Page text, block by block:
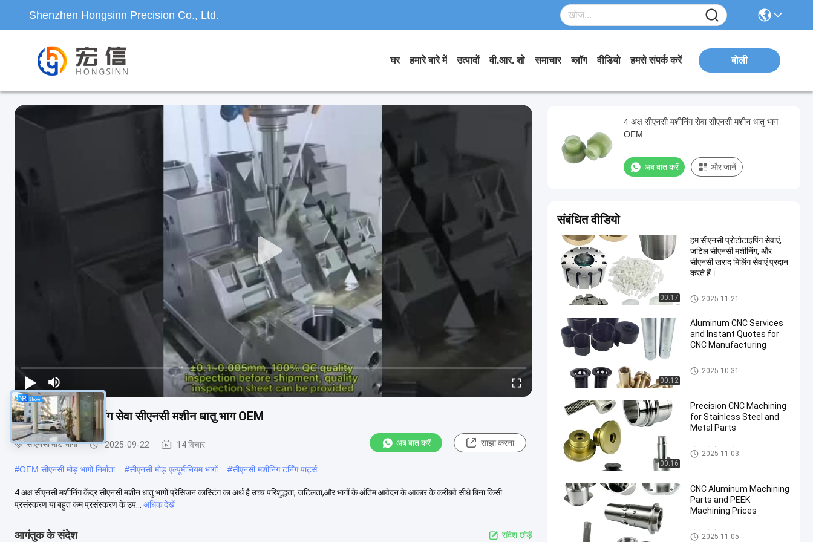
Shenzhen Hongsinn Precision Co., Ltd.
घर हमारे बारे में उत्पादों वी.आर. शो समाचार ब्लॉग वीडियो हमसे संपर्क करें बोली
4 अक्ष सीएनसी मशीनिंग सेवा सीएनसी मशीन धातु भाग OEM
सीएनसी मोड़ भागों 2025-09-22 14 विचार अब बात करें साझा करना
#OEM सीएनसी मोड़ भागों निर्माता #सीएनसी मोड़ एल्यूमीनियम भागों #सीएनसी मशीनिंग टर्निंग पार्ट्स
4 अक्ष सीएनसी मशीनिंग केंद्र सीएनसी मशीन धातु भागों प्रेसिजन कास्टिंग का अर्थ है उच्च परिशुद्धता, जटिलता,और भागों के अंतिम आवेदन के आकार के करीबवे सीधे बिना किसी
प्रसंस्करण या बहुत कम प्रसंस्करण के उप...
अधिक देखें
आगंतुक के संदेश संदेश छोड़ें
4 अक्ष सीएनसी मशीनिंग सेवा सीएनसी मशीन धातु भाग
OEM
अब बात करें और जानें
संबंधित वीडियो
00:17
हम सीएनसी प्रोटोटाइपिंग सेवाएं,
जटिल सीएनसी मशीनिंग, और
सीएनसी खराद मिलिंग सेवाएं प्रदान
करते हैं।
सीएनसी मोड़ भागों
2025-11-21
00:12
Aluminum CNC Services
and Instant Quotes for
CNC Manufacturing
सीएनसी मोड़ भागों
2025-10-31
00:16
Precision CNC Machining
for Stainless Steel and
Metal Parts
सीएनसी मोड़ भागों
2025-11-03
CNC Aluminum Machining
Parts and PEEK
Machining Prices
सीएनसी मोड़ भागों
2025-11-05